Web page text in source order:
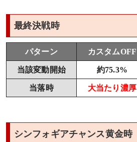
最終決戦時
パターン カスタムOFF
当該変動開始 約75.3%
当落時 大当たり濃厚
シンフォギアチャンス黄金時